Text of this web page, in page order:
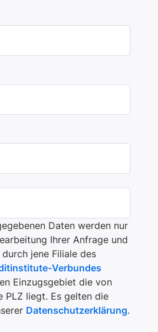
Daten werden nur
Ihrer Anfrage und
jene Filiale des
Verbundes
Einzugsgebiet die von
PLZ liegt. Es gelten die
Datenschutzerklärung.